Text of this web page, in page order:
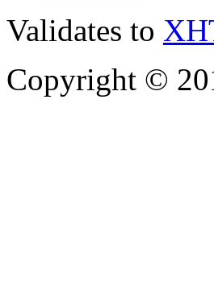
Validates to
Copyright ©